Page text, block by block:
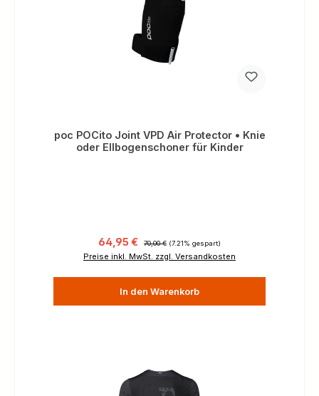
poc POCito Joint VPD Air Protector • Knie
oder Ellbogenschoner für Kinder
Verkaufspreis:
64,95 € Regulärer Preis:
70,00 € (7.21% gespart)
Preise inkl. MwSt. zzgl. Versandkosten
In den Warenkorb